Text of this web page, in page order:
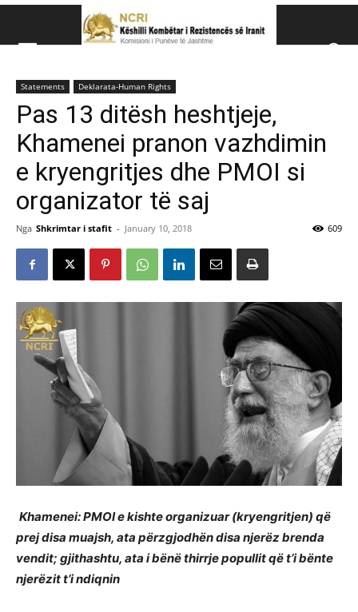
Këshillit Kombëtar të Rezistencës së Iranit (NCRI)
Statements Deklarata-Human Rights
Pas 13 ditësh heshtjeje,
Khamenei pranon vazhdimin
e kryengritjes dhe PMOI si
organizator të saj
Nga Shkrimtar i stafit - January 10, 2018 609
Khamenei: PMOI e kishte organizuar (kryengritjen) që
prej disa muajsh, ata përzgjodhën disa njerëz brenda
vendit; gjithashtu, ata i bënë thirrje popullit që t’i bënte
njerëzit t’i ndiqnin